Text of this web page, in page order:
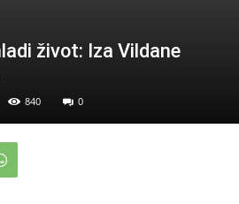
život: Iza Vildane
840 0